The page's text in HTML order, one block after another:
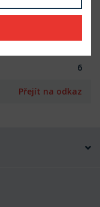
24
6
Přejít na odkaz